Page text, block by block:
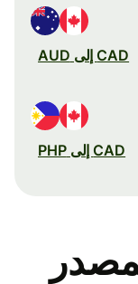
CAD إلى AUD
CAD إلى PHP